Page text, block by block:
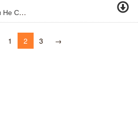
Зная, Что Ангелы Не Спят
1 2 3 →